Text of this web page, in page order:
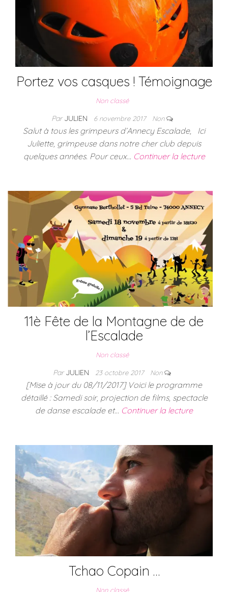
Portez vos casques ! Témoignage
Non classé
ParJULIEN 6 novembre 2017 Non
Salut à tous les grimpeurs d’Annecy Escalade, Ici
Juliette, grimpeuse dans notre cher club depuis
quelques années. Pour ceux… Continuer la lecture
11è Fête de la Montagne de de
l’Escalade
Non classé
ParJULIEN 23 octobre 2017 Non
[Mise à jour du 08/11/2017] Voici le programme
détaillé : Samedi soir, projection de films, spectacle
de danse escalade et… Continuer la lecture
Tchao Copain …
Non classé